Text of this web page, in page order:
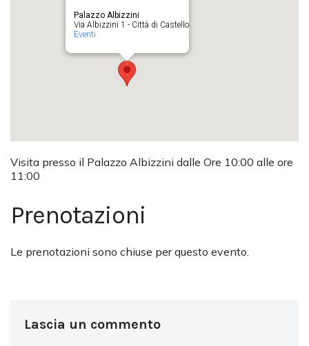
Palazzo Albizzini
Via Albizzini 1 - Città di Castello
Eventi
Visita presso il Palazzo Albizzini dalle Ore 10:00 alle ore
11:00
Prenotazioni
Le prenotazioni sono chiuse per questo evento.
Lascia un commento